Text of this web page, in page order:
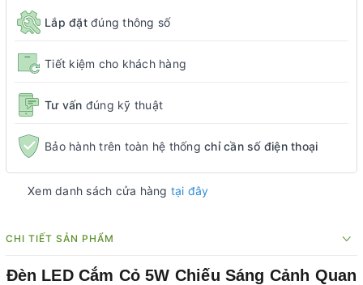
Lắp đặtđúng thông số
Tiết kiệm cho khách hàng
Tư vấn đúng kỹ thuật
Bảo hành trên toàn hệ thống chỉ cần số điện thoại
Xem danh sách cửa hàng tại đây
CHI TIẾT SẢN PHẨM
Đèn LED Cắm Cỏ 5W Chiếu Sáng Cảnh Quan